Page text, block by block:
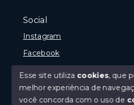
Social
Instagram
Facebook
Olá! que bom te
precisando de
tipo de imóvel, fale
Esse site utiliza cookies, que
melhor experiência de
você concorda com o uso de